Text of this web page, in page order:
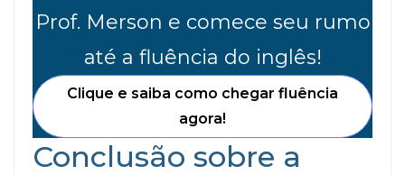
Prof. Merson e comece seu rumo
até a fluência do inglês!
Clique e saiba como chegar fluência
agora!
Conclusão sobre a